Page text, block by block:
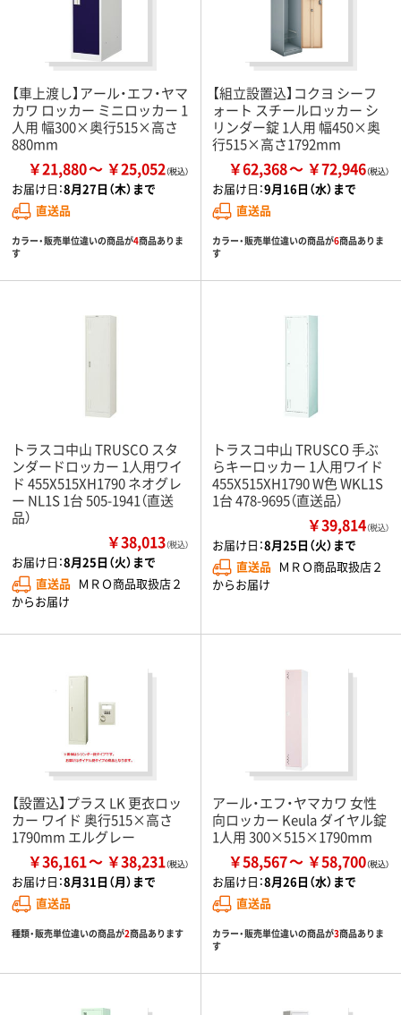
【車上渡し】アール・エフ・ヤマ
カワ ロッカー ミニロッカー 1
人用 幅300×奥行515×高さ
880mm
￥21,880 ￥25,052
お届け日：8月27日（木）まで
直送品
カラー・販売単位違いの商品が4商品ありま
す
【組立設置込】コクヨ シーフ
ォート スチールロッカー シ
リンダー錠 1人用 幅450×奥
行515×高さ1792mm
￥62,368 ￥72,946
お届け日：9月16日（水）まで
直送品
カラー・販売単位違いの商品が6商品ありま
す
トラスコ中山 TRUSCO スタ
ンダードロッカー 1人用ワイ
ド 455X515XH1790 ネオグレ
ー NL1S 1台 505-1941（直送
品）
￥38,013（税込）
お届け日：8月25日（火）まで
直送品 ＭＲＯ商品取扱店２
からお届け
トラスコ中山 TRUSCO 手ぶ
らキーロッカー 1人用ワイド
455X515XH1790 W色 WKL1S
1台 478-9695（直送品）
￥39,814（税込）
お届け日：8月25日（火）まで
直送品 ＭＲＯ商品取扱店２
からお届け
【設置込】プラス LK 更衣ロッ
カー ワイド 奥行515×高さ
1790mm エルグレー
￥36,161 ￥38,231
お届け日：8月31日（月）まで
直送品
種類・販売単位違いの商品が2商品あります
アール・エフ・ヤマカワ 女性
向ロッカー Keula ダイヤル錠
1人用 300×515×1790mm
￥58,567 ￥58,700
お届け日：8月26日（水）まで
直送品
カラー・販売単位違いの商品が3商品ありま
す